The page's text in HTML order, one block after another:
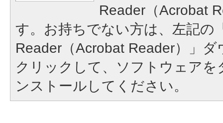
Reader（Acrobat
す。お持ちでない方は、左記の
Reader（Acrobat Reader）」
クリックして、ソフトウェア
ンストールしてください。